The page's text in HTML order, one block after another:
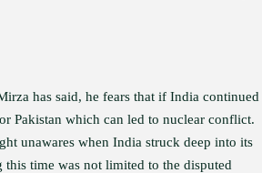
has said, he fears that if India continued
Pakistan which can led to nuclear conflict.
unawares when India struck deep into its
time was not limited to the disputed